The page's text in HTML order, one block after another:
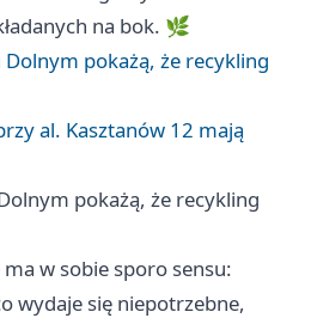
na bok. 🌿
Dolnym pokażą, że recykling
al. Kasztanów 12 mają
pokażą, że recykling
w sobie sporo sensu:
wydaje się niepotrzebne,